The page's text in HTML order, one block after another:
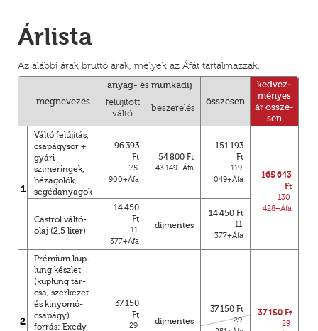
Árlista
Az alábbi árak bruttó árak, melyek az Áfát tartalmazzák.
meg­ne­ve­zés
anyag- és munka­díj
összesen
kedvez­
mé­nyes
ár össze­
sen
felújí­tott
váltó
besze­relés
1
Váltó felújítás,
csapágysor +
gyári
szimeringek,
hézagolók,
segédanyagok
96393
Ft
75
900+Áfa
54800 Ft
43149+Áfa
151 193
Ft
119
049+Áfa
165643
Ft
130
428+Áfa
Castrol váltó­
olaj (2,5 liter)
14450
Ft
11
377+Áfa
díjmentes
14450 Ft
11
377+Áfa
2
Prémium kup­
lung kész­let
(kup­lung tár­
csa, szer­ke­zet
és ki­nyo­mó­
csapágy)
forrás: Exedy
37 150
Ft
29 díjmentes
37 150 Ft
29
37150 Ft
29